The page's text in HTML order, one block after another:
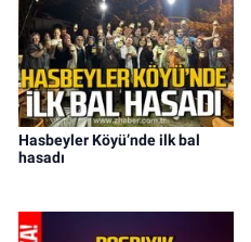
Hasbeyler Köyü’nde ilk bal
hasadı